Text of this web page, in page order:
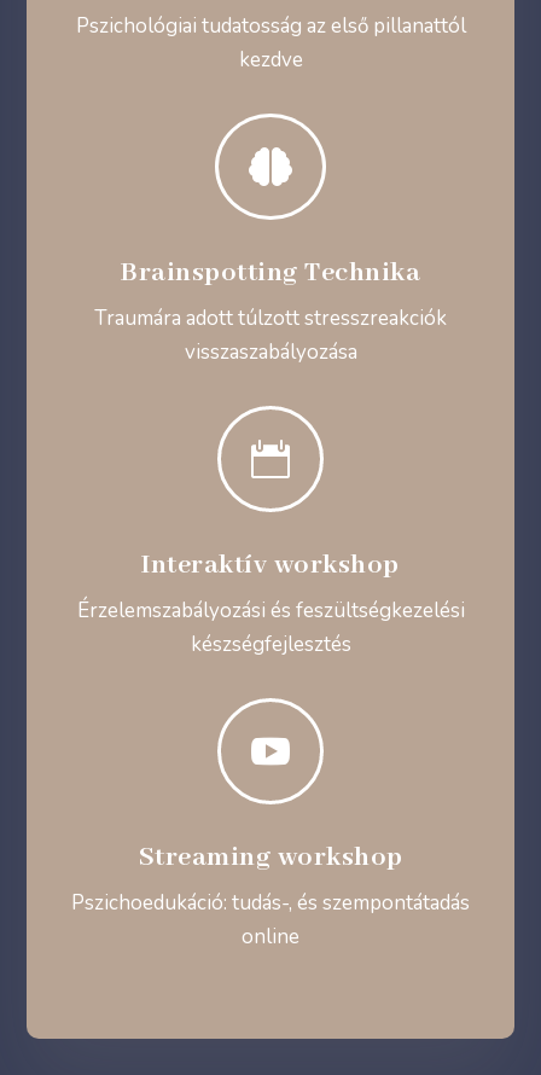
Pszichológiai tudatosság az első pillanattól
kezdve

Brainspotting Technika
Traumára adott túlzott stresszreakciók
visszaszabályozása

Interaktív workshop
Érzelemszabályozási és feszültségkezelési
készségfejlesztés

Streaming workshop
Pszichoedukáció: tudás-, és szempontátadás
online